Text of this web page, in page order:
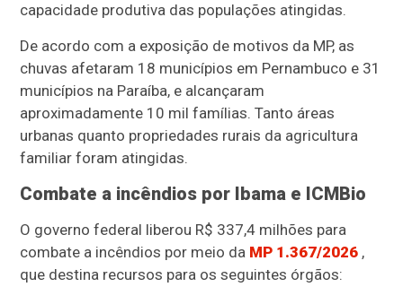
capacidade produtiva das populações atingidas.
De acordo com a exposição de motivos da MP, as
chuvas afetaram 18 municípios em Pernambuco e 31
municípios na Paraíba, e alcançaram
aproximadamente 10 mil famílias. Tanto áreas
urbanas quanto propriedades rurais da agricultura
familiar foram atingidas.
Combate a incêndios por Ibama e ICMBio
O governo federal liberou R$ 337,4 milhões para
combate a incêndios por meio da MP 1.367/2026 ,
que destina recursos para os seguintes órgãos: